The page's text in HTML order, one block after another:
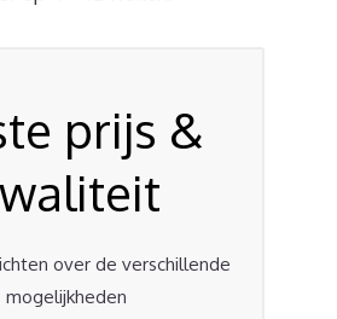
prijs &
over de verschillende
mogelijkheden